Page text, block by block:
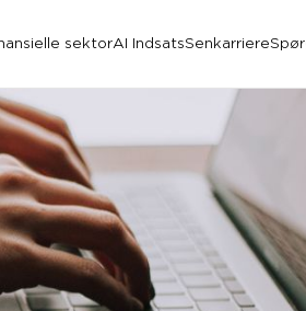
sektorAI IndsatsSenkarriere